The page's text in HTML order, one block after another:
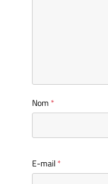
Nom *
E-mail*